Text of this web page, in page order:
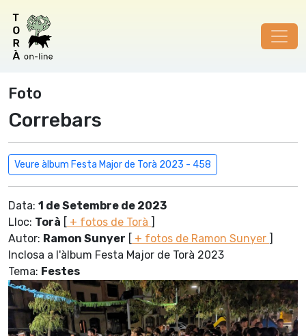
Foto
Correbars
Veure àlbum Festa Major de Torà 2023 - 458
Data: 1 de Setembre de 2023
Lloc: Torà [ + fotos de Torà ]
Autor: Ramon Sunyer [ + fotos de Ramon Sunyer ]
Inclosa a l'àlbum Festa Major de Torà 2023
Tema: Festes